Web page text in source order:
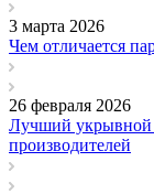
3 марта 2026
Чем отличается
26 февраля 2026
Лучший укрывной
производителей